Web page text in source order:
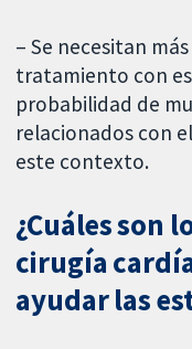
– Se necesitan
tratamiento con
probabilidad de
relacionados con
este contexto.
¿Cuáles son
cirugía
ayudar las